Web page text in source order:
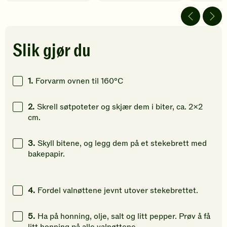
Klikk
for
gi
din
din
av
5
Slik gjør du
1. Forvarm ovnen til 160°C
2. Skrell søtpoteter og skjær dem i biter, ca. 2x2
cm.
3. Skyll bitene, og legg dem på et stekebrett med
bakepapir.
4. Fordel valnøttene jevnt utover stekebrettet.
5. Ha på honning, olje, salt og litt pepper. Prøv å få